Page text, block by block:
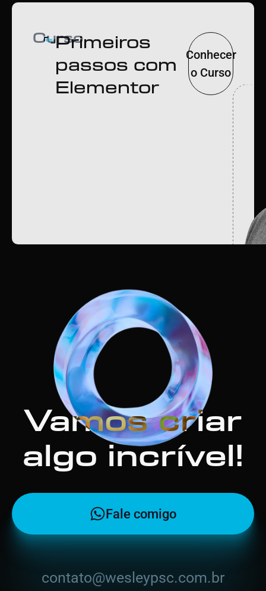
Curso
Primeiros
passos com
Elementor
Conhecer
o Curso
Vamos criar
algo incrível!
Fale comigo
contato@wesleypsc.com.br